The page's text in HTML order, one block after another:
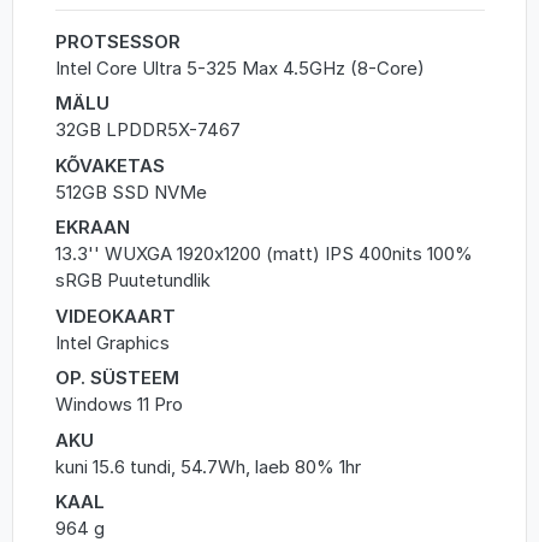
PROTSESSOR
Intel Core Ultra 5-325 Max 4.5GHz (8-Core)
MÄLU
32GB LPDDR5X-7467
KÕVAKETAS
512GB SSD NVMe
EKRAAN
13.3'' WUXGA 1920x1200 (matt) IPS 400nits 100%
sRGB Puutetundlik
VIDEOKAART
Intel Graphics
OP. SÜSTEEM
Windows 11 Pro
AKU
kuni 15.6 tundi, 54.7Wh, laeb 80% 1hr
KAAL
964 g